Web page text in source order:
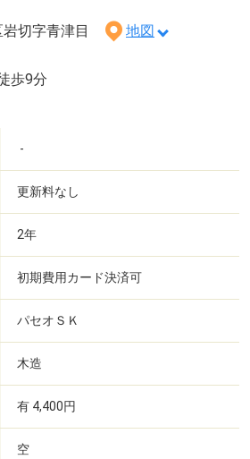
岩切字青津目 地図
歩9分
-
更新料なし
2年
初期費用カード決済可
パセオＳＫ
木造
有 4,400円
空